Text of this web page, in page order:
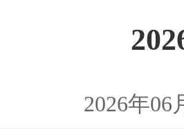
2026年